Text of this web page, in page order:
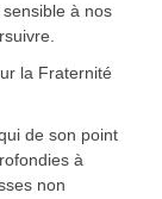
à nos
la Fraternité
de son point
à
non